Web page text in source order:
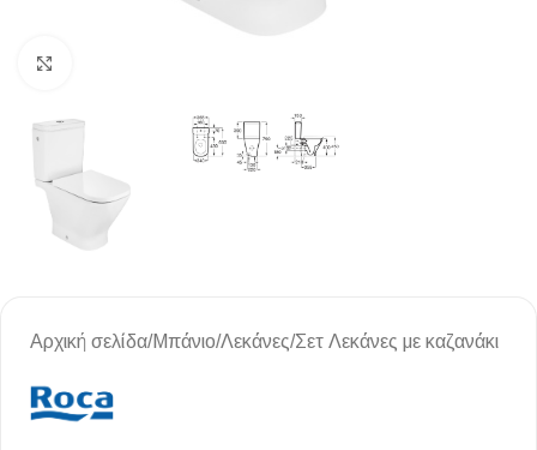
Αρχική σελίδα/Μπάνιο/Λεκάνες/Σετ Λεκάνες με καζανάκι